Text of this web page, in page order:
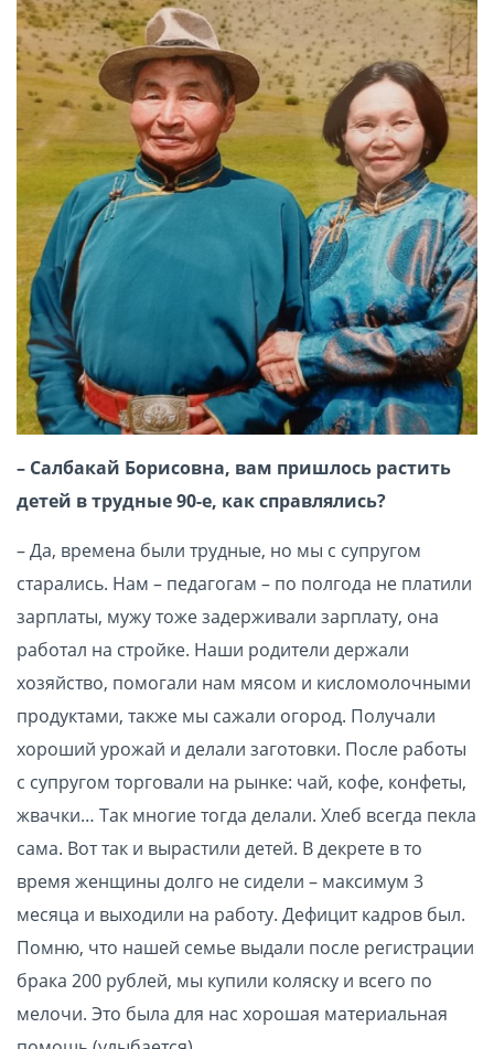
– Салбакай Борисовна, вам пришлось растить
детей в трудные 90-е, как справлялись?
– Да, времена были трудные, но мы с супругом
старались. Нам – педагогам – по полгода не платили
зарплаты, мужу тоже задерживали зарплату, она
работал на стройке. Наши родители держали
хозяйство, помогали нам мясом и кисломолочными
продуктами, также мы сажали огород. Получали
хороший урожай и делали заготовки. После работы
с супругом торговали на рынке: чай, кофе, конфеты,
жвачки… Так многие тогда делали. Хлеб всегда пекла
сама. Вот так и вырастили детей. В декрете в то
время женщины долго не сидели – максимум 3
месяца и выходили на работу. Дефицит кадров был.
Помню, что нашей семье выдали после регистрации
брака 200 рублей, мы купили коляску и всего по
мелочи. Это была для нас хорошая материальная